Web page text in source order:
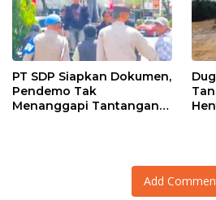
PT SDP Siapkan Dokumen,
Pendemo Tak
Menanggapi Tantangan
Add